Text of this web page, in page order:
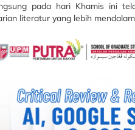
pada hari Khamis ini
literatur yang lebih